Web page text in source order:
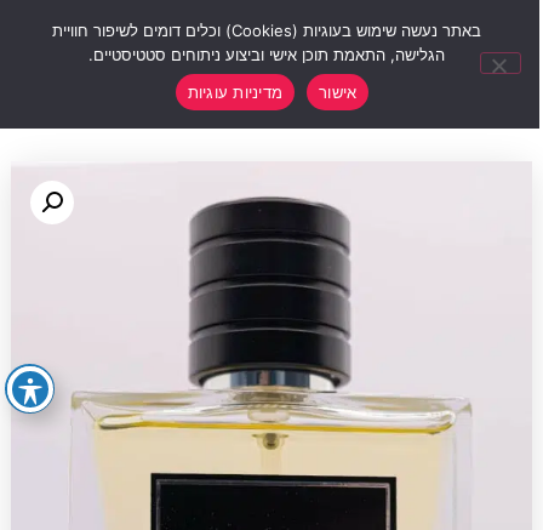
באתר נעשה שימוש בעוגיות (Cookies) וכלים דומים לשיפור חוויית
הגלישה, התאמת תוכן אישי וביצוע ניתוחים סטטיסטיים.
אישור
מדיניות עוגיות